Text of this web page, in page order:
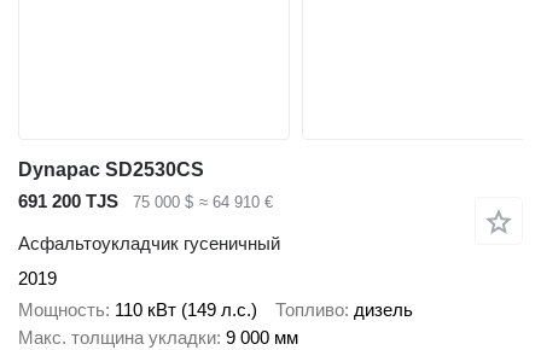
Dynapac SD2530CS
691 200 TJS
75 000 $ ≈ 64 910 €
Асфальтоукладчик гусеничный
2019
Мощность 110 кВт (149 л.с.) Топливо дизель
Макс. толщина укладки 9 000 мм